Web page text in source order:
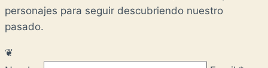
personajes para seguir descubriendo nuestro
pasado.
❦